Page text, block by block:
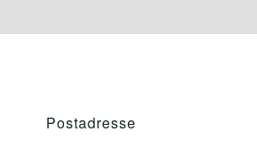
Postadresse